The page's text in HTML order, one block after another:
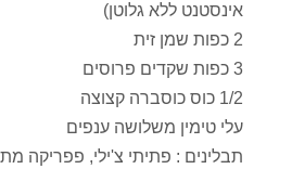
אינסטנט ללא גלוטן)
2 כפות שמן זית
3 כפות שקדים פרוסים
1/2 כוס כוסברה קצוצה
עלי טימין משלושה ענפים
תבלינים : פתיתי צ'ילי, פפריקה